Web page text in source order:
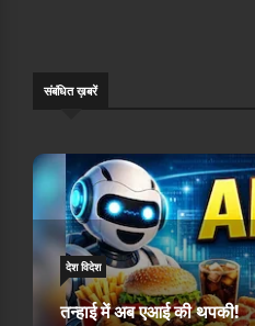
संबंधि‍त ख़बरें
देश विदेश
तन्हाई में अब एआई की थपकी!